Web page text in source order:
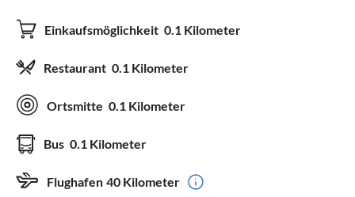
Einkaufsmöglichkeit 0.1 Kilometer
Restaurant 0.1 Kilometer
Ortsmitte 0.1 Kilometer
Bus 0.1 Kilometer
Flughafen 40 Kilometer